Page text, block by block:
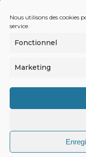
Nous utilisons des cookies
service.
Fonctionnel
Marketing
RÉGIE
LES EXCLUS
POLITIQUE